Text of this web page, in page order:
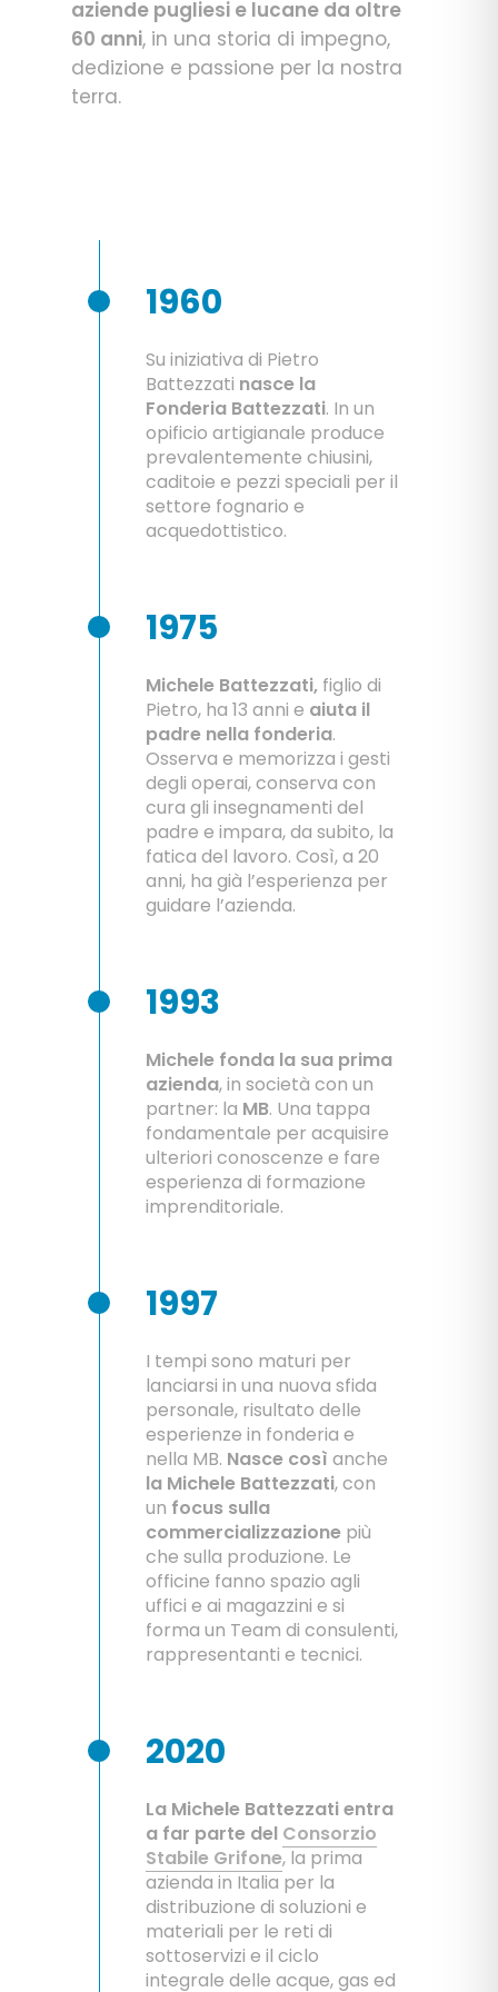
aziende pugliesi e lucane da oltre
60 anni, in una storia di impegno,
dedizione e passione per la nostra
terra.
1960
Su iniziativa di Pietro
Battezzati nasce la
Fonderia Battezzati. In un
opificio artigianale produce
prevalentemente chiusini,
caditoie e pezzi speciali per il
settore fognario e
acquedottistico.
1975
Michele Battezzati, figlio di
Pietro, ha 13 anni e aiuta il
padre nella fonderia.
Osserva e memorizza i gesti
degli operai, conserva con
cura gli insegnamenti del
padre e impara, da subito, la
fatica del lavoro. Così, a 20
anni, ha già l’esperienza per
guidare l’azienda.
1993
Michele fonda la sua prima
azienda, in società con un
partner: la MB. Una tappa
fondamentale per acquisire
ulteriori conoscenze e fare
esperienza di formazione
imprenditoriale.
1997
I tempi sono maturi per
lanciarsi in una nuova sfida
personale, risultato delle
esperienze in fonderia e
nella MB. Nasce così anche
la Michele Battezzati, con
un focus sulla
commercializzazione più
che sulla produzione. Le
officine fanno spazio agli
uffici e ai magazzini e si
forma un Team di consulenti,
rappresentanti e tecnici.
2020
La Michele Battezzati entra
a far parte del Consorzio
Stabile Grifone, la prima
azienda in Italia per la
distribuzione di soluzioni e
materiali per le reti di
sottoservizi e il ciclo
integrale delle acque, gas ed